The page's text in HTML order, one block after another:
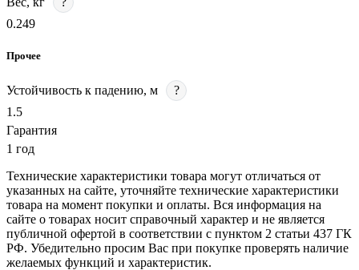
0.249
Прочее
Устойчивость к падению, м
?
1.5
Гарантия
1 год
Технические характеристики товара могут отличаться от
указанных на сайте, уточняйте технические характеристики
товара на момент покупки и оплаты. Вся информация на
сайте о товарах носит справочный характер и не является
публичной офертой в соответствии с пунктом 2 статьи 437 ГК
РФ. Убедительно просим Вас при покупке проверять наличие
желаемых функций и характеристик.